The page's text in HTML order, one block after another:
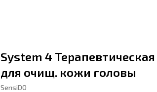
System 4
для очищ. кожи головы
SensiDO